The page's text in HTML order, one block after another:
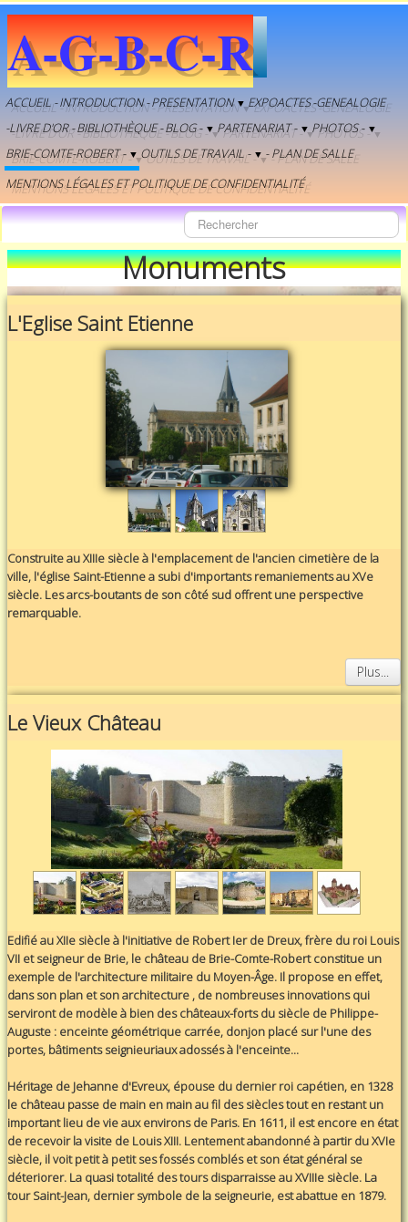
A-G-B-C-R
ACCUEIL -INTRODUCTION -PRESENTATION▼ EXPOACTES-GENEALOGIE
-LIVRE D'OR -BIBLIOTHÈQUE -BLOG - ▼ PARTENARIAT - ▼ PHOTOS - ▼
BRIE-COMTE-ROBERT - ▼ OUTILS DE TRAVAIL - ▼ - PLAN DE SALLE
MENTIONS LÉGALES ET POLITIQUE DE CONFIDENTIALITÉ
Monuments
L'Eglise Saint Etienne
Construite au XIIIe siècle à l'emplacement de l'ancien cimetière de la
ville, l'église Saint-Etienne a subi d'importants remaniements au XVe
siècle. Les arcs-boutants de son côté sud offrent une perspective
remarquable.
Plus...
Le Vieux Château
Edifié au XIIe siècle à l'initiative de Robert Ier de Dreux, frère du roi Louis
VII et seigneur de Brie, le château de Brie-Comte-Robert constitue un
exemple de l'architecture militaire du Moyen-Âge. Il propose en effet,
dans son plan et son architecture , de nombreuses innovations qui
serviront de modèle à bien des châteaux-forts du siècle de Philippe-
Auguste : enceinte géométrique carrée, donjon placé sur l'une des
portes, bâtiments seignieuriaux adossés à l'enceinte...
Héritage de Jehanne d'Evreux, épouse du dernier roi capétien, en 1328
le château passe de main en main au fil des siècles tout en restant un
important lieu de vie aux environs de Paris. En 1611, il est encore en état
de recevoir la visite de Louis XIII. Lentement abandonné à partir du XVIe
siècle, il voit petit à petit ses fossés comblés et son état général se
déteriorer. La quasi totalité des tours disparraisse au XVIIIe siècle. La
tour Saint-Jean, dernier symbole de la seigneurie, est abattue en 1879.